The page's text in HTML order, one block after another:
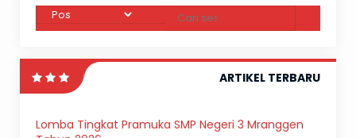
ARTIKEL TERBARU
Lomba Tingkat Pramuka SMP Negeri 3 Mranggen